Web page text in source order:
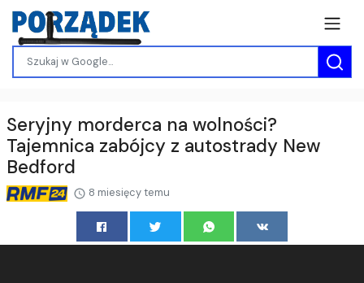
Seryjny morderca na wolności?
Tajemnica zabójcy z autostrady New
Bedford
8 miesięcy temu